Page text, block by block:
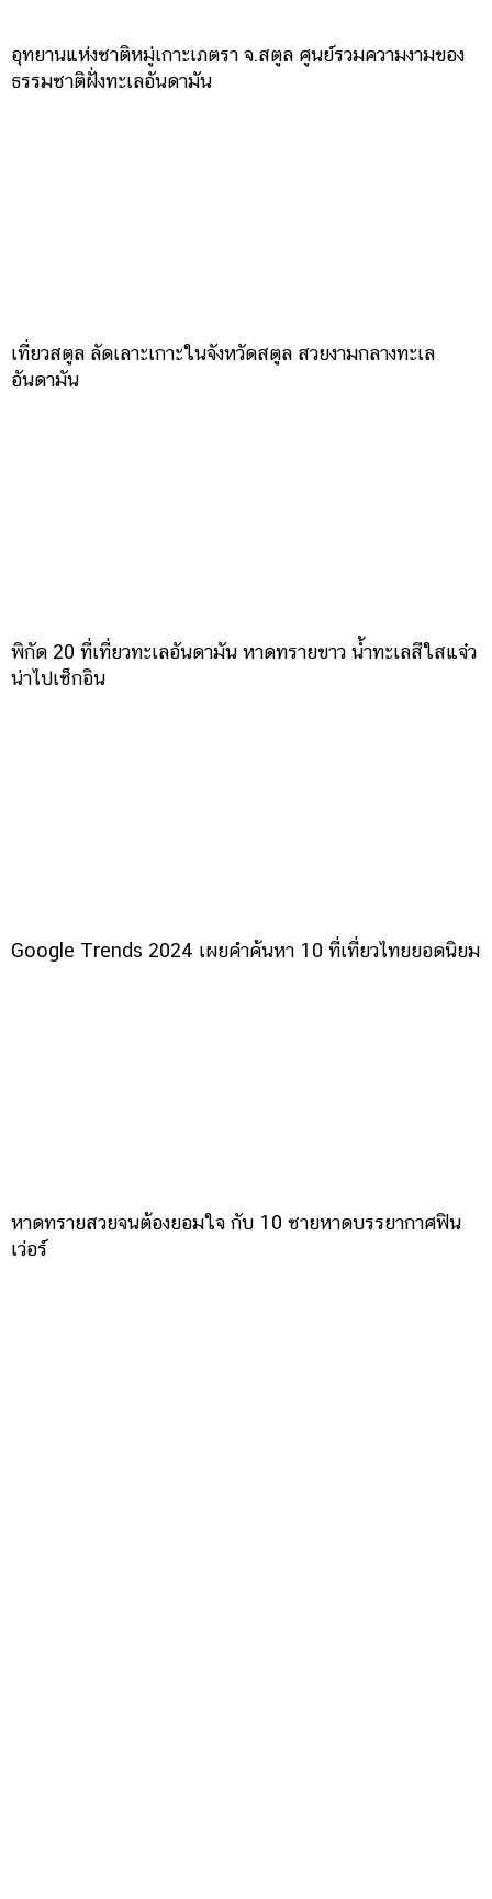
อุทยานแห่งชาติหมู่เกาะเภตรา จ.สตูล ศูนย์รวมความงามของ
ธรรมชาติฝั่งทะเลอันดามัน
เที่ยวสตูล ลัดเลาะเกาะในจังหวัดสตูล สวยงามกลางทะเล
อันดามัน
พิกัด 20 ที่เที่ยวทะเลอันดามัน หาดทรายขาว น้ำทะเลสีใสแจ๋ว
น่าไปเช็กอิน
Google Trends 2024 เผยคำค้นหา 10 ที่เที่ยวไทยยอดนิยม
หาดทรายสวยจนต้องยอมใจ กับ 10 ชายหาดบรรยากาศฟิน
เว่อร์